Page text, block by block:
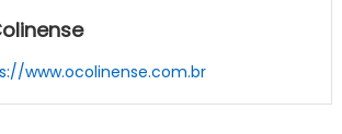
www.ocolinense.com.br